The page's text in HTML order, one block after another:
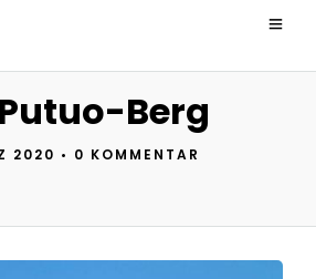
Berg
2020 • 0 KOMMENTAR